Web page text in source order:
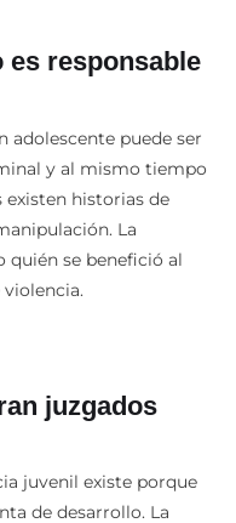
responsable
adolescente puede ser
y al mismo tiempo
historias de
La
se benefició al
juzgados
juvenil existe porque